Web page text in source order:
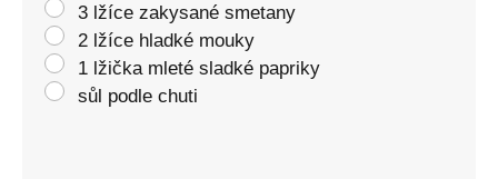
3 lžíce zakysané smetany
2 lžíce hladké mouky
1 lžička mleté sladké papriky
sůl podle chuti